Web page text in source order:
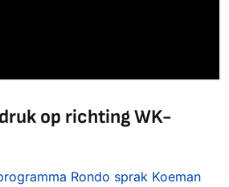
op richting WK-
Rondo sprak Koeman